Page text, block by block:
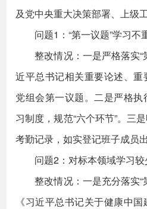
及党中央重大决策部署、上级
问题1：“第一议题”学习不
整改情况：一是严格落实“
近平总书记相关重要论述、
党组会第一议题。二是严格
习制度，规范“六个环节”。三
考勤记录，如实登记班子成员出
问题2：对标本领域学习较
整改情况：一是充分落实“
《习近平总书记关于健康中